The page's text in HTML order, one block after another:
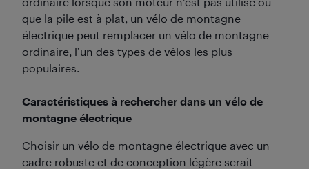
que la pile est à plat, un vélo de montagne
électrique peut remplacer un vélo de montagne
ordinaire, l’un des types de vélos les plus
populaires.
Caractéristiques à rechercher dans un vélo de
montagne électrique
Choisir un vélo de montagne électrique avec un
cadre robuste et de conception légère serait